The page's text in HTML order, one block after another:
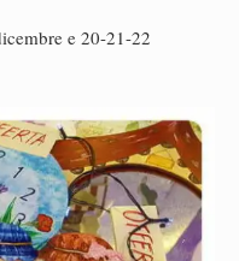
e 20-21-22